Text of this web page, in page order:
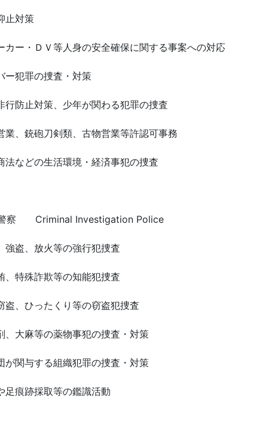
対策
ー・ＤＶ等人身の安全確保に関する事案への対応
犯罪の捜査・対策
防止対策、少年が関わる犯罪の捜査
、銃砲刀剣類、古物営業等許認可事務
などの生活環境・経済事犯の捜査
察 Criminal Investigation Police
盗、放火等の強行犯捜査
特殊詐欺等の知能犯捜査
、ひったくり等の窃盗犯捜査
大麻等の薬物事犯の捜査・対策
関与する組織犯罪の捜査・対策
痕跡採取等の鑑識活動